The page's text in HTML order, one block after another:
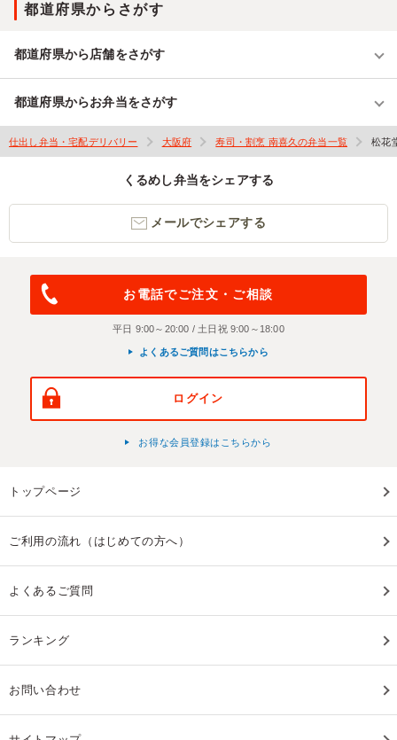
都道府県からさがす
都道府県から店舗をさがす
都道府県からお弁当をさがす
仕出し弁当・宅配デリバリー 大阪府 寿司・割烹 南喜久の弁当一覧 松花
くるめし弁当をシェアする
メールでシェアする
お電話でご注文・ご相談
平日 9:00～20:00 / 土日祝 9:00～18:00
よくあるご質問はこちらから
ログイン
お得な会員登録はこちらから
トップページ
ご利用の流れ（はじめての方へ）
よくあるご質問
ランキング
お問い合わせ